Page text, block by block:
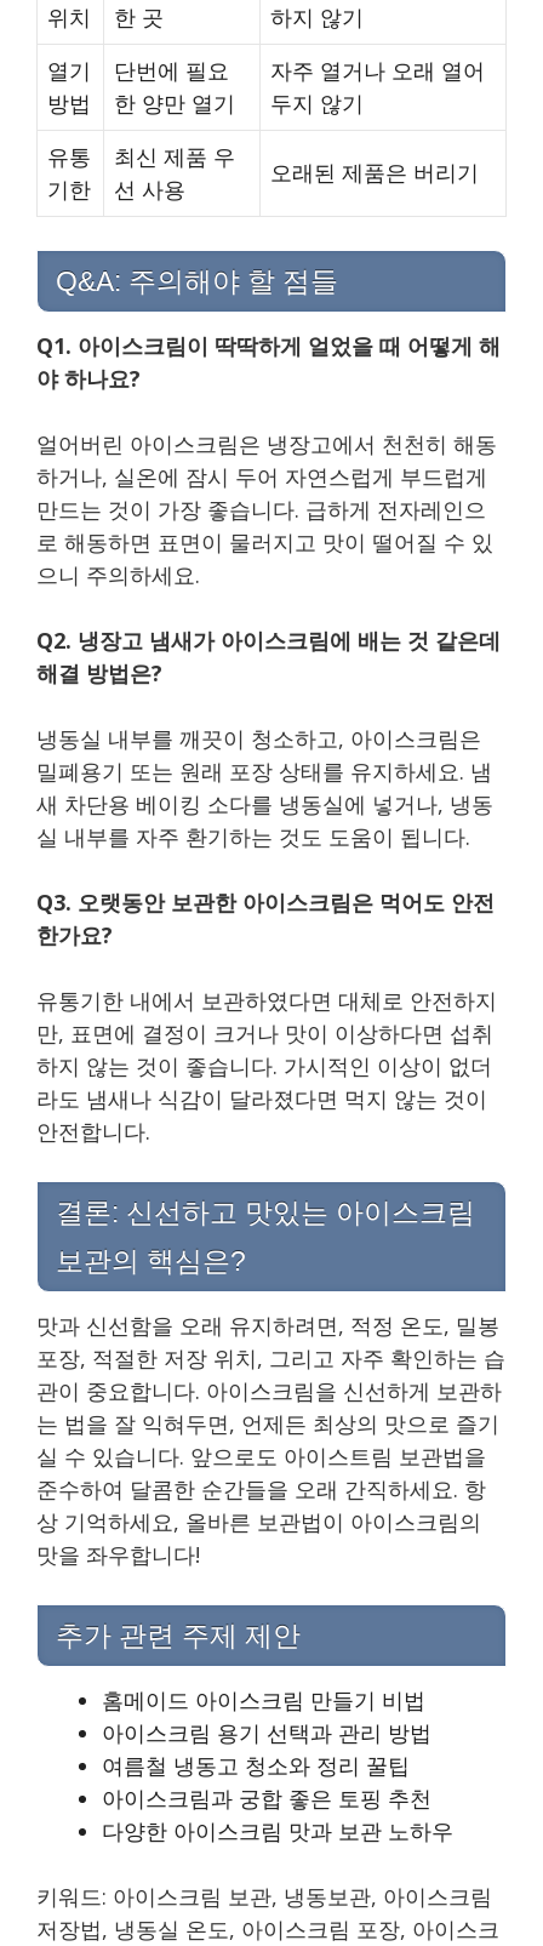
위치 한 곳
하지 않기
열기
방법
단번에 필요
한 양만 열기
자주 열거나 오래 열어
두지 않기
유통
기한
최신 제품 우
선 사용
오래된 제품은 버리기
Q&A: 주의해야 할 점들
Q1. 아이스크림이 딱딱하게 얼었을 때 어떻게 해
야 하나요?
얼어버린 아이스크림은 냉장고에서 천천히 해동
하거나, 실온에 잠시 두어 자연스럽게 부드럽게
만드는 것이 가장 좋습니다. 급하게 전자레인으
로 해동하면 표면이 물러지고 맛이 떨어질 수 있
으니 주의하세요.
Q2. 냉장고 냄새가 아이스크림에 배는 것 같은데
해결 방법은?
냉동실 내부를 깨끗이 청소하고, 아이스크림은
밀폐용기 또는 원래 포장 상태를 유지하세요. 냄
새 차단용 베이킹 소다를 냉동실에 넣거나, 냉동
실 내부를 자주 환기하는 것도 도움이 됩니다.
Q3. 오랫동안 보관한 아이스크림은 먹어도 안전
한가요?
유통기한 내에서 보관하였다면 대체로 안전하지
만, 표면에 결정이 크거나 맛이 이상하다면 섭취
하지 않는 것이 좋습니다. 가시적인 이상이 없더
라도 냄새나 식감이 달라졌다면 먹지 않는 것이
안전합니다.
결론: 신선하고 맛있는 아이스크림
보관의 핵심은?
맛과 신선함을 오래 유지하려면, 적정 온도, 밀봉
포장, 적절한 저장 위치, 그리고 자주 확인하는 습
관이 중요합니다. 아이스크림을 신선하게 보관하
는 법을 잘 익혀두면, 언제든 최상의 맛으로 즐기
실 수 있습니다. 앞으로도 아이스트림 보관법을
준수하여 달콤한 순간들을 오래 간직하세요. 항
상 기억하세요, 올바른 보관법이 아이스크림의
맛을 좌우합니다!
추가 관련 주제 제안
홈메이드 아이스크림 만들기 비법
아이스크림 용기 선택과 관리 방법
여름철 냉동고 청소와 정리 꿀팁
아이스크림과 궁합 좋은 토핑 추천
다양한 아이스크림 맛과 보관 노하우
키워드: 아이스크림 보관, 냉동보관, 아이스크림
저장법, 냉동실 온도, 아이스크림 포장, 아이스크